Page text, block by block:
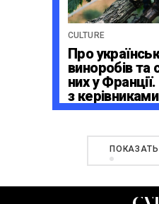
CULTURE
Про
виноробів та
них у
з
La Cité du Vin